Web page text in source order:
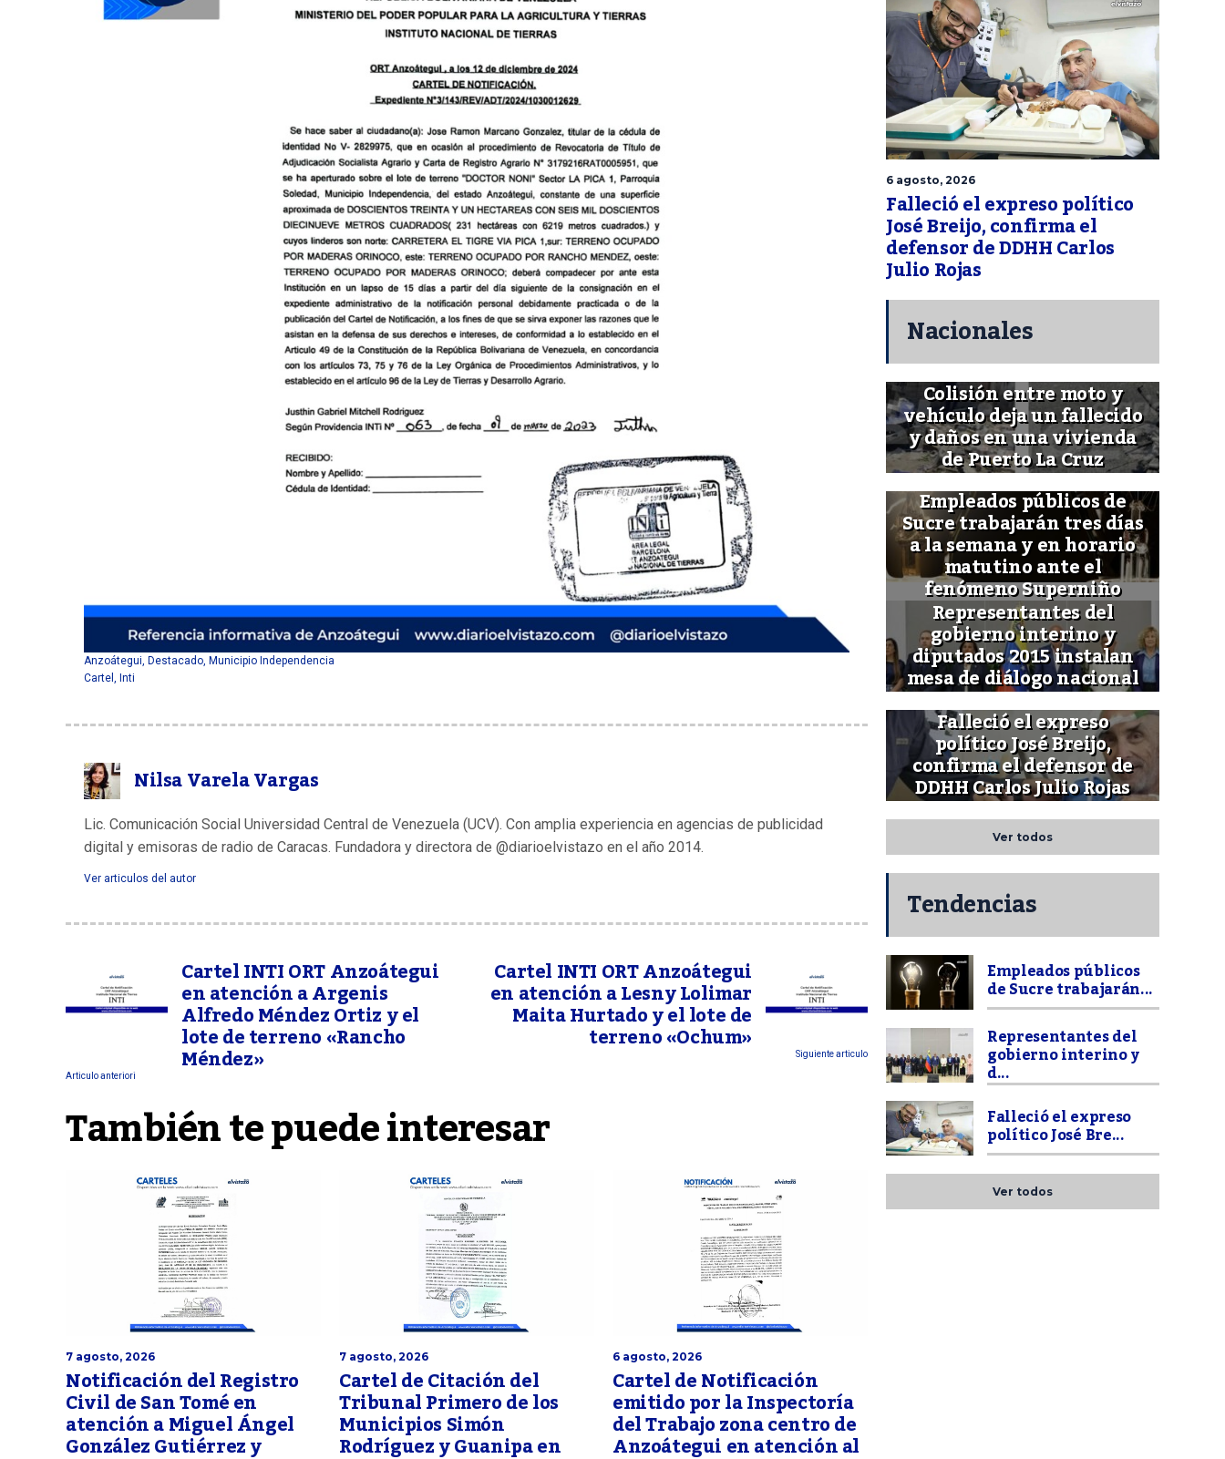
Anzoátegui, Destacado, Municipio Independencia
Cartel , Inti
Nilsa Varela Vargas
Lic. Comunicación Social Universidad Central de Venezuela (UCV). Con amplia experiencia en agencias de publicidad
digital y emisoras de radio de Caracas. Fundadora y directora de @diarioelvistazo en el año 2014.
Ver articulos del autor
Cartel INTI ORT Anzoátegui
en atención a Argenis
Alfredo Méndez Ortiz y el
lote de terreno «Rancho
Méndez»
Articulo anteriori
Cartel INTI ORT Anzoátegui
en atención a Lesny Lolimar
Maita Hurtado y el lote de
terreno «Ochum» Siguiente articulo
También te puede interesar
7 agosto, 2026
Notificación del Registro
Civil de San Tomé en
atención a Miguel Ángel
González Gutiérrez y
7 agosto, 2026
Cartel de Citación del
Tribunal Primero de los
Municipios Simón
Rodríguez y Guanipa en
6 agosto, 2026
Cartel de Notificación
emitido por la Inspectoría
del Trabajo zona centro de
Anzoátegui en atención al
6 agosto, 2026
Falleció el expreso político
José Breijo, confirma el
defensor de DDHH Carlos
Julio Rojas
Nacionales
Colisión entre moto y
vehículo deja un fallecido
y daños en una vivienda
de Puerto La Cruz
Empleados públicos de
Sucre trabajarán tres días
a la semana y en horario
matutino ante el
fenómeno Superniño
Representantes del
gobierno interino y
diputados 2015 instalan
mesa de diálogo nacional
Falleció el expreso
político José Breijo,
confirma el defensor de
DDHH Carlos Julio Rojas
Ver todos
Tendencias
Empleados públicos
de Sucre trabajarán...
Representantes del
gobierno interino y
d...
Falleció el expreso
político José Bre...
Ver todos